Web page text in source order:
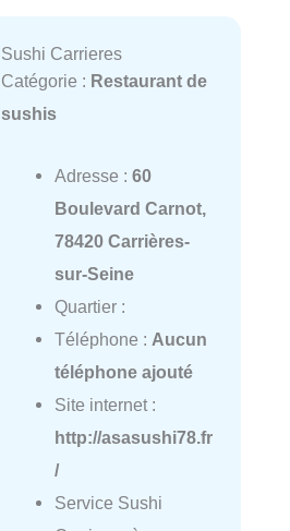
Sushi Carrieres
Catégorie : Restaurant de
sushis
Adresse : 60
Boulevard Carnot,
78420 Carrières-
sur-Seine
Quartier :
Téléphone : Aucun
téléphone ajouté
Site internet :
http://asasushi78.fr
/
Service Sushi